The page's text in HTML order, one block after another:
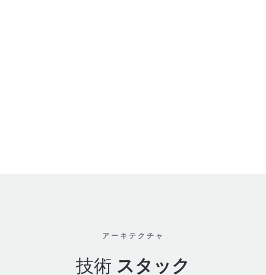
アーキテクチャ
技術 スタック